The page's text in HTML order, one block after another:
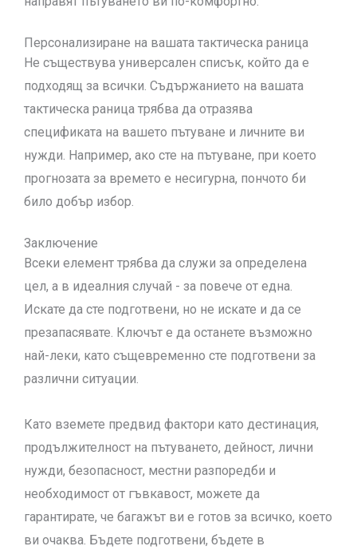
Персонализиране на вашата тактическа раница
Не съществува универсален списък, който да е
подходящ за всички. Съдържанието на вашата
тактическа раница трябва да отразява
спецификата на вашето пътуване и личните ви
нужди. Например, ако сте на пътуване, при което
прогнозата за времето е несигурна, пончото би
било добър избор.
Заключение
Всеки елемент трябва да служи за определена
цел, а в идеалния случай - за повече от една.
Искате да сте подготвени, но не искате и да се
презапасявате. Ключът е да останете възможно
най-леки, като същевременно сте подготвени за
различни ситуации.
Като вземете предвид фактори като дестинация,
продължителност на пътуването, дейност, лични
нужди, безопасност, местни разпоредби и
необходимост от гъвкавост, можете да
гарантирате, че багажът ви е готов за всичко, което
ви очаква. Бъдете подготвени, бъдете в